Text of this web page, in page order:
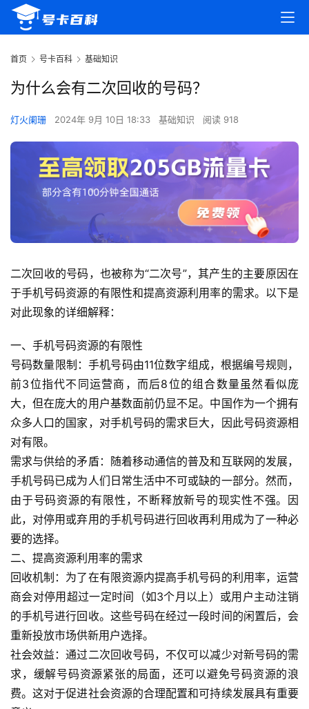
首页 号卡百科 基础知识
为什么会有二次回收的号码？
灯火阑珊 2024年 9月 10日 18:33 基础知识 阅读 918
二次回收的号码，也被称为“二次号”，其产生的主要原因在
于手机号码资源的有限性和提高资源利用率的需求。以下是
对此现象的详细解释：
一、手机号码资源的有限性
号码数量限制：手机号码由11位数字组成，根据编号规则，
前3位指代不同运营商，而后8位的组合数量虽然看似庞
大，但在庞大的用户基数面前仍显不足。中国作为一个拥有
众多人口的国家，对手机号码的需求巨大，因此号码资源相
对有限。
需求与供给的矛盾：随着移动通信的普及和互联网的发展，
手机号码已成为人们日常生活中不可或缺的一部分。然而，
由于号码资源的有限性，不断释放新号的现实性不强。因
此，对停用或弃用的手机号码进行回收再利用成为了一种必
要的选择。
二、提高资源利用率的需求
回收机制：为了在有限资源内提高手机号码的利用率，运营
商会对停用超过一定时间（如3个月以上）或用户主动注销
的手机号进行回收。这些号码在经过一段时间的闲置后，会
重新投放市场供新用户选择。
社会效益：通过二次回收号码，不仅可以减少对新号码的需
求，缓解号码资源紧张的局面，还可以避免号码资源的浪
费。这对于促进社会资源的合理配置和可持续发展具有重要